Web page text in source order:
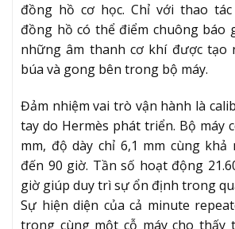
đồng hồ cơ học. Chỉ với thao
đồng hồ có thể điểm chuông báo
những âm thanh cơ khí được tạo
búa và gong bên trong bộ máy.
Đảm nhiệm vai trò vận hành là
tay do Hermès phát triển. Bộ máy
mm, độ dày chỉ 6,1 mm cùng
đến 90 giờ. Tần số hoạt động
giờ giúp duy trì sự ổn định trong
Sự hiện diện của cả minute
trong cùng một cỗ máy cho thấy